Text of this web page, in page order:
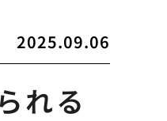
2025.09.06
れる